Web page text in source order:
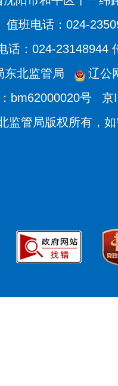
值班电话：024-
话：024-23148944
东北监管局
辽公
bm62000020号
京
监管局版权所有，